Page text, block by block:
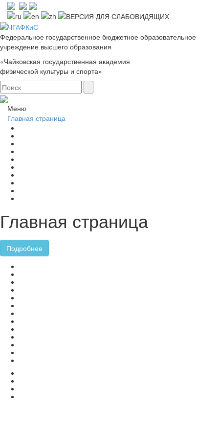
Федеральное государственное бюджетное образовательное
учреждение высшего образования
«Чайковская государственная академия
физической культуры и спорта»
Меню
Главная страница
Главная страница
Подробнее